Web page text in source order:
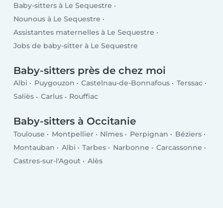
Baby-sitters à Le Sequestre
Nounous à Le Sequestre
Assistantes maternelles à Le Sequestre
Jobs de baby-sitter à Le Sequestre
Baby-sitters près de chez moi
Albi Puygouzon Castelnau-de-Bonnafous
Terssac
Saliès
Carlus Rouffiac
Baby-sitters à Occitanie
Toulouse Montpellier Nîmes Perpignan
Béziers
Montauban
Albi Tarbes Narbonne
Carcassonne
Castres-sur-l'Agout
Alès